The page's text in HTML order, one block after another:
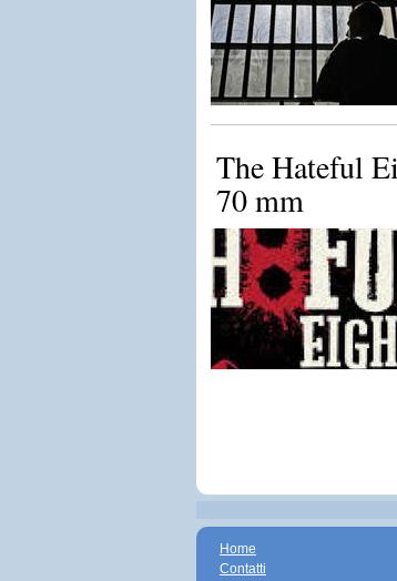
The Hateful
70 mm
Home
Contatti